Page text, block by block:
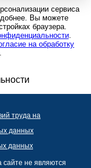
сервиса
Вы можете
браузера.
.
на обработку
.
труда на
данных
данных
не являются